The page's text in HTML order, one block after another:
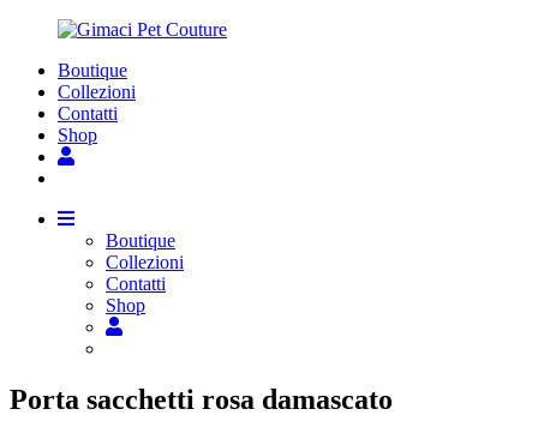
Boutique
Collezioni
Contatti
Shop
Boutique
Collezioni
Contatti
Shop
Porta sacchetti rosa damascato